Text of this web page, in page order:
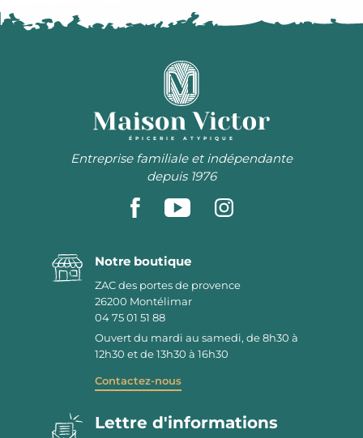
ÉPICERIE ATYPIQUE
Entreprise familiale et indépendante
depuis 1976
Notre boutique
ZAC des portes de provence
26200 Montélimar
04 75 01 51 88
Ouvert du mardi au samedi, de 8h30 à
12h30 et de 13h30 à 16h30
Contactez-nous
Lettre d'informations